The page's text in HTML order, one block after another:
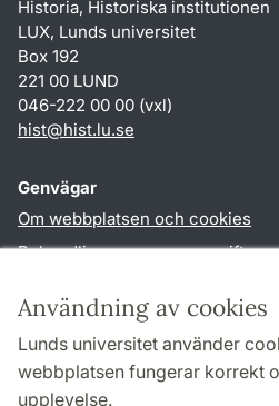
Användning av cookies
Lunds universitet använder
webbplatsen fungerar korrekt
upplevelse.
Historia, Historiska institutionen
LUX, Lunds universitet
Box 192
221 00 LUND
046-222 00 00 (vxl)
hist@hist.lu.se
Genvägar
Om webbplatsen och cookies
Behandling av personuppgifter
TYPO3-login
Följ oss i sociala medier